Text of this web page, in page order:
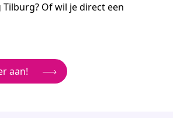
Of wil je direct een
aan!